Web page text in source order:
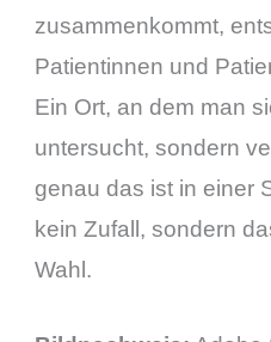
zusammenkommt,
Patientinnen und
Ein Ort, an dem man
untersucht, sondern
genau das ist in einer
kein Zufall, sondern
Wahl.